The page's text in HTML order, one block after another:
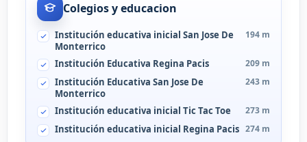
Colegios y educacion
Institución educativa inicial San Jose De
Monterrico
194 m
Institución Educativa Regina Pacis 209 m
Institución Educativa San Jose De
Monterrico
243 m
Institución educativa inicial Tic Tac Toe 273 m
Institución educativa inicial Regina Pacis 274 m